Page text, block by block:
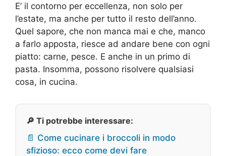
E’ il contorno per eccellenza, non solo per
l’estate, ma anche per tutto il resto dell’anno.
Quel sapore, che non manca mai e che, manco
a farlo apposta, riesce ad andare bene con ogni
piatto: carne, pesce. E anche in un primo di
pasta. Insomma, possono risolvere qualsiasi
cosa, in cucina.
🔎 Ti potrebbe interessare:
📄 Come cucinare i broccoli in modo
sfizioso: ecco come devi fare